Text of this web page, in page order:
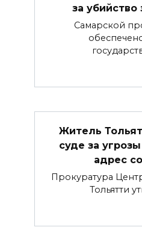
за убийство
Самарской
Житель
суде за
адрес
Прокуратура
Тольятти